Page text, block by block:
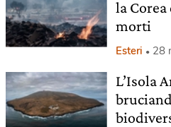
la
morti
Esteri 28
L’Isola